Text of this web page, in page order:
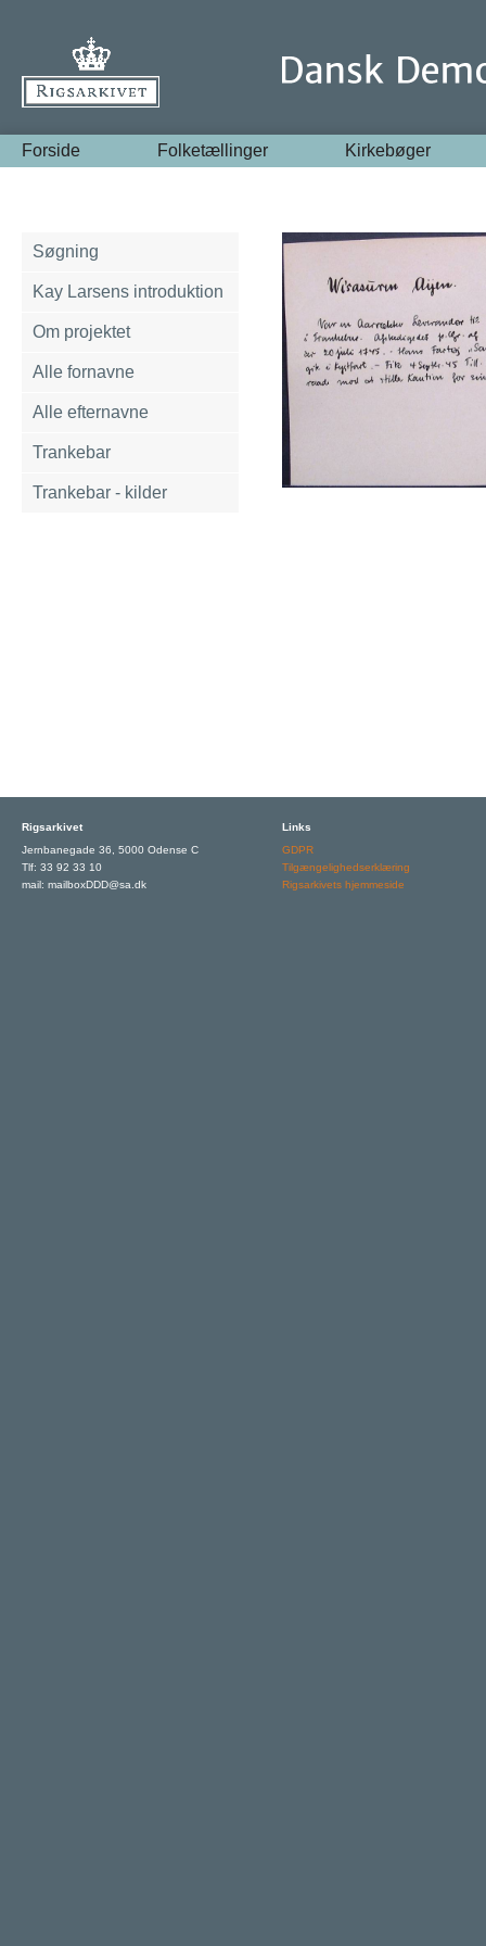
Forside Folketællinger Kirkebøger
Søgning
Kay Larsens introduktion
Om projektet
Alle fornavne
Alle efternavne
Trankebar
Trankebar - kilder
Rigsarkivet
Jernbanegade 36, 5000 Odense C
Tlf: 33 92 33 10
mail: mailboxDDD@sa.dk
Links
GDPR
Tilgængelighedserklæring
Rigsarkivets hjemmeside